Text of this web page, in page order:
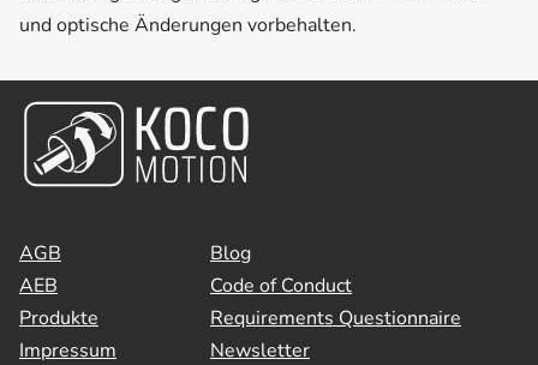
und optische Änderungen vorbehalten.
AGB
AEB
Produkte
Impressum
Blog
Code of Conduct
Requirements Questionnaire
Newsletter